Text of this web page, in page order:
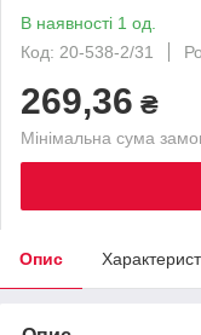
В наявності 1 од.
Код: 20-538-2/31
269,36 ₴
Мінімальна сума
Опис